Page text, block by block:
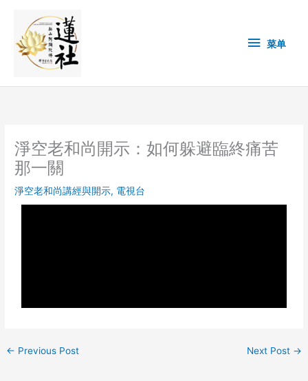
content
单 菜单
淨空老和尚開示：如何躲避臨終痛苦
那一關
淨空老和尚講經與開示, 電視台
← Previous Post Next Post →